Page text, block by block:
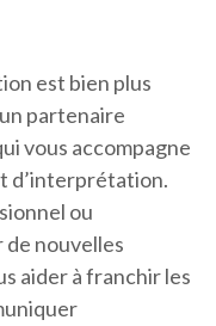
est bien plus
partenaire
vous accompagne
d’interprétation.
ou
nouvelles
aider à franchir les